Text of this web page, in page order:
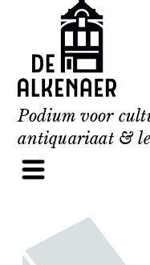
content
Podium voor
antiquariaat &